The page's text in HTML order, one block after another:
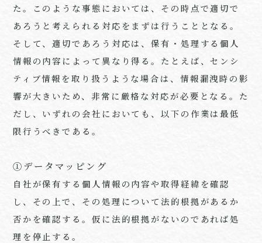
た。このような事態においては、その時点で適切で
あろうと考えられる対応をまずは行うこととなる。
そして、適切であろう対応は、保有・処理する個人
情報の内容によって異なり得る。たとえば、センシ
ティブ情報を取り扱うような場合は、情報漏洩時の影
響が大きいため、非常に厳格な対応が必要となる。た
だし、いずれの会社においても、以下の作業は最低
限行うべきである。
①データマッピング
自社が保有する個人情報の内容や取得経緯を確認
し、その上で、その処理について法的根拠があるか
否かを確認する。仮に法的根拠がないのであれば処
理を停止する。